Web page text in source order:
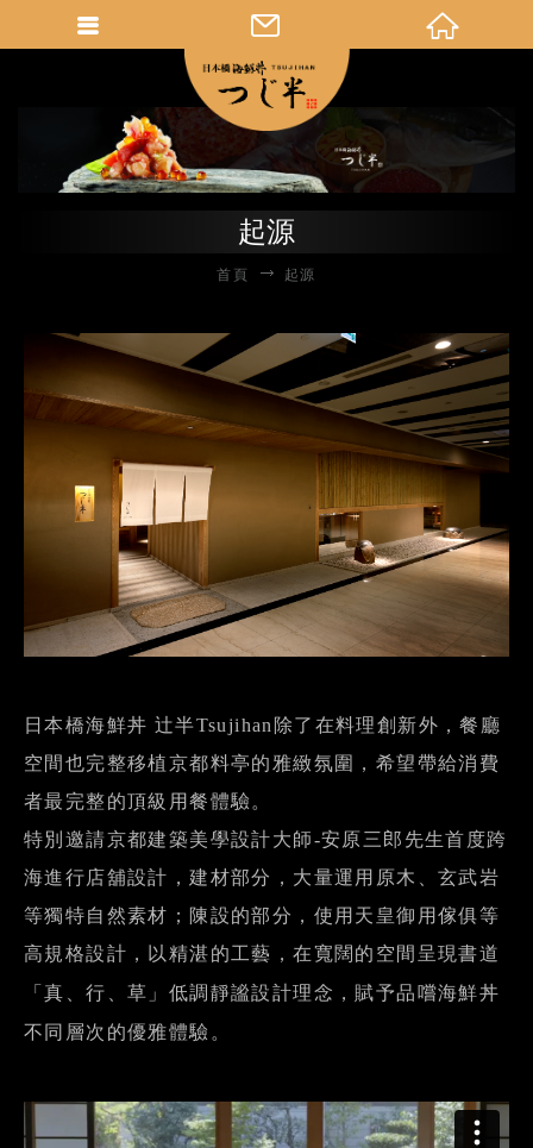
起源
首頁 起源
日本橋海鮮丼 辻半Tsujihan除了在料理創新外，餐廳
空間也完整移植京都料亭的雅緻氛圍，希望帶給消費
者最完整的頂級用餐體驗。
特別邀請京都建築美學設計大師-安原三郎先生首度跨
海進行店舖設計，建材部分，大量運用原木、玄武岩
等獨特自然素材；陳設的部分，使用天皇御用傢俱等
高規格設計，以精湛的工藝，在寬闊的空間呈現書道
「真、行、草」 低調靜謐設計理念，賦予品嚐海鮮丼
不同層次的優雅體驗。